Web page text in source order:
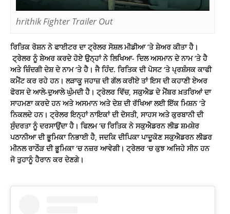
hrithik Fighter Trailer Out
ਰਿਤਿਕ ਰੋਸ਼ਨ ਨੇ ਫਾਈਟਰ ਦਾ ਟ੍ਰੇਲਰ ਸੋਸ਼ਲ ਮੀਡੀਆ ‘ਤੇ ਸ਼ੇਅਰ ਕੀਤਾ ਹੈ।
ਟ੍ਰੇਲਰ ਨੂੰ ਸ਼ੇਅਰ ਕਰਦੇ ਹੋਏ ਉਨ੍ਹਾਂ ਨੇ ਲਿਖਿਆ- ਦਿਲ ਅਸਮਾਨ ਦੇ ਨਾਮ ‘ਤੇ ਹੈ
ਅਤੇ ਜ਼ਿੰਦਗੀ ਦੇਸ਼ ਦੇ ਨਾਮ ‘ਤੇ ਹੈ। ਜੈ ਹਿੰਦ. ਰਿਤਿਕ ਦੀ ਪੋਸਟ ‘ਤੇ ਪ੍ਰਸ਼ੰਸਕ ਕਾਫੀ
ਕਮੈਂਟ ਕਰ ਰਹੇ ਹਨ। ਲੜਾਕੂ ਜਹਾਜ਼ ਦੀ ਗੱਲ ਕਰੀਏ ਤਾਂ ਇਸ ਦੀ ਕਹਾਣੀ ਏਅਰ
ਫੋਰਸ ਦੇ ਆਲੇ-ਦੁਆਲੇ ਘੁੰਮਦੀ ਹੈ। ਟ੍ਰੇਲਰ ਵਿੱਚ, ਸਕੁਐਡ ਦੇ ਮੈਂਬਰ ਖ਼ਤਰਿਆਂ ਦਾ
ਸਾਹਮਣਾ ਕਰਦੇ ਹਨ ਅਤੇ ਅਸਮਾਨ ਅਤੇ ਦੇਸ਼ ਦੀ ਰੱਖਿਆ ਲਈ ਇੱਕ ਮਿਸ਼ਨ ‘ਤੇ
ਨਿਕਲਦੇ ਹਨ। ਟ੍ਰੇਲਰ ਇਨ੍ਹਾਂ ਨਾਇਕਾਂ ਦੀ ਦੋਸਤੀ, ਸਾਹਸ ਅਤੇ ਕੁਰਬਾਨੀ ਦੀ
ਸੁੰਦਰਤਾ ਨੂੰ ਦਰਸਾਉਂਦਾ ਹੈ। ਫਿਲਮ ‘ਚਰਿਤਿਕਨੇ ਸਕੁਐਡਰਨ ਲੀਡ ਸ਼ਮਸ਼ੇਰ
ਪਠਾਨੀਆ ਦੀ ਭੂਮਿਕਾ ਨਿਭਾਈ ਹੈ, ਜਦਕਿ ਦੀਪਿਕਾ ਪਾਦੂਕੋਣ ਸਕੁਐਡਰਨ ਲੀਡਰ
ਮੀਨਲ ਰਾਠੌੜ ਦੀ ਭੂਮਿਕਾ ‘ਚ ਨਜ਼ਰ ਆਵੇਗੀ। ਟ੍ਰੇਲਰ ‘ਚ ਕੁਝ ਅਜਿਹੇ ਸੀਨ ਹਨ
ਜੋ ਤੁਹਾਨੂੰ ਹੈਰਾਨ ਕਰ ਦੇਣਗੇ।